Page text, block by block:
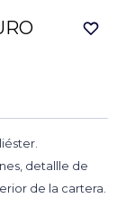
detallle de
de la cartera.